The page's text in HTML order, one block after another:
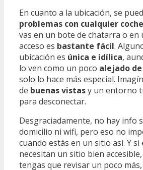
En cuanto a la ubicación, se
problemas con cualquier coche
vas en un bote de chatarra o en
acceso es bastante fácil.
ubicación es única e idílica,
lo ven como un poco alejado
solo lo hace más especial.
de buenas vistasy un entorno
para desconectar.
Desgraciadamente, no hay info
domicilio ni wifi, pero eso no
cuando estás en un sitio así. Y si
necesitan un sitio bien
tengas que revisar un poco